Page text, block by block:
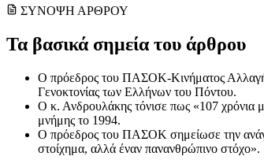
ΣΥΝΟΨΗ ΑΡΘΡΟΥ
Τα βασικά σημεία του άρθρου
Ο πρόεδρος του ΠΑΣΟΚ-Κινήματος
Γενοκτονίας των Ελλήνων του Πόντου.
Ο κ. Ανδρουλάκης τόνισε πως «107 χρόνια
μνήμης το 1994.
Ο πρόεδρος του ΠΑΣΟΚ σημείωσε την
στοίχημα, αλλά έναν πανανθρώπινο στόχο».